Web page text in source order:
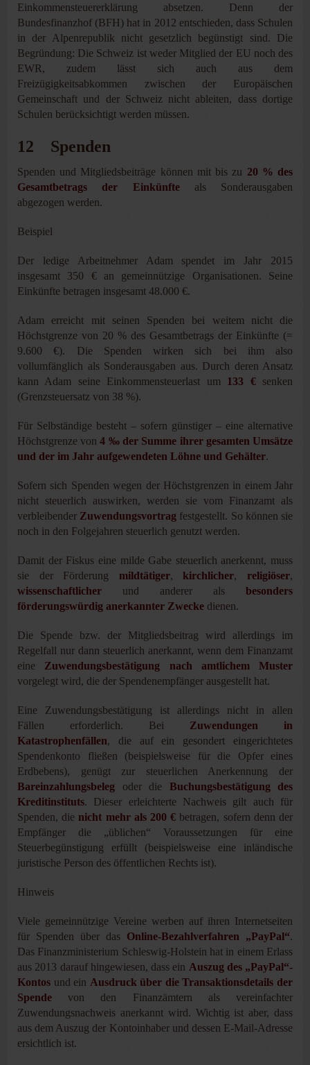
Einkommensteuererklärung absetzen. Denn der
Bundesfinanzhof (BFH) hat in 2012 entschieden, dass Schulen
in der Alpenrepublik nicht gesetzlich begünstigt sind. Die
Begründung: Die Schweiz ist weder Mitglied der EU noch des
EWR, zudem lässt sich auch aus dem
Freizügigkeitsabkommen zwischen der Europäischen
Gemeinschaft und der Schweiz nicht ableiten, dass dortige
Schulen berücksichtigt werden müssen.
12 Spenden
Spenden und Mitgliedsbeiträge können mit bis zu 20 % des
Gesamtbetrags der Einkünfteals Sonderausgaben
abgezogen werden.
Beispiel
Der ledige Arbeitnehmer Adam spendet im Jahr 2015
insgesamt 350 € an gemeinnützige Organisationen. Seine
Einkünfte betragen insgesamt 48.000 €.
Adam erreicht mit seinen Spenden bei weitem nicht die
Höchstgrenze von 20 % des Gesamtbetrags der Einkünfte (=
9.600 €). Die Spenden wirken sich bei ihm also
vollumfänglich als Sonderausgaben aus. Durch deren Ansatz
kann Adam seine Einkommensteuerlast um 133 €senken
(Grenzsteuersatz von 38 %).
Für Selbständige besteht – sofern günstiger – eine alternative
Höchstgrenze von4 ‰ der Summe ihrer gesamten Umsätze
und der im Jahr aufgewendeten Löhne und Gehälter.
Sofern sich Spenden wegen der Höchstgrenzen in einem Jahr
nicht steuerlich auswirken, werden sie vom Finanzamt als
verbleibender Zuwendungsvortrag festgestellt. So können sie
noch in den Folgejahren steuerlich genutzt werden.
Damit der Fiskus eine milde Gabe steuerlich anerkennt, muss
sie der Förderung mildtätiger, kirchlicher, religiöser,
wissenschaftlicher und anderer als besonders
förderungswürdig anerkannter Zwecke dienen.
Die Spende bzw. der Mitgliedsbeitrag wird allerdings im
Regelfall nur dann steuerlich anerkannt, wenn dem Finanzamt
eine Zuwendungsbestätigung nach amtlichem Muster
vorgelegt wird, die der Spendenempfänger ausgestellt hat.
Eine Zuwendungsbestätigung ist allerdings nicht in allen
Fällen erforderlich. Bei Zuwendungen in
Katastrophenfällen, die auf ein gesondert eingerichtetes
Spendenkonto fließen (beispielsweise für die Opfer eines
Erdbebens), genügt zur steuerlichen Anerkennung der
Bareinzahlungsbeleg oder die Buchungsbestätigung des
Kreditinstituts. Dieser erleichterte Nachweis gilt auch für
Spenden, die nicht mehr als 200 € betragen, sofern denn der
Empfänger die „üblichen“ Voraussetzungen für eine
Steuerbegünstigung erfüllt (beispielsweise eine inländische
juristische Person des öffentlichen Rechts ist).
Hinweis
Viele gemeinnützige Vereine werben auf ihren Internetseiten
für Spenden über das Online-Bezahlverfahren „PayPal“.
Das Finanzministerium Schleswig-Holstein hat in einem Erlass
aus 2013 darauf hingewiesen, dass ein Auszug des „PayPal“-
Kontos und ein Ausdruck über die Transaktionsdetails der
Spende von den Finanzämtern als vereinfachter
Zuwendungsnachweis anerkannt wird. Wichtig ist aber, dass
aus dem Auszug der Kontoinhaber und dessen E-Mail-Adresse
ersichtlich ist.